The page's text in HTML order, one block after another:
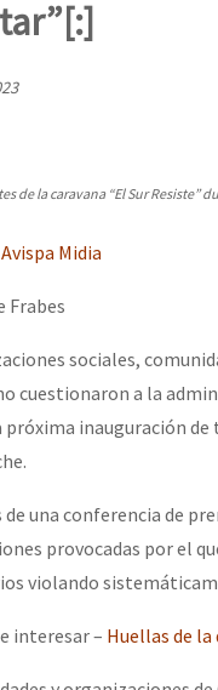
Encontro “Guerra contra
Encontro “Guerra contra
Encontro “Guerra contra
“Guerra contra a
20 julio] Jornadas
a Terra do Bem Virá”
de la caravana “El Sur Resiste”
Avispa Midia
Frabes
sociales,
cuestionaron a la
próxima inauguración de
de una conferencia de
provocadas por el
violando
interesar – Huellas de